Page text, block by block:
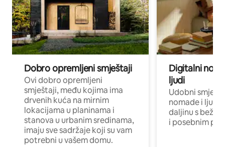
Dobro opremljeni smještaji
Ovi dobro opremljeni
smještaji, među kojima ima
drvenih kuća na mirnim
lokacijama u planinama i
stanova u urbanim sredinama,
imaju sve sadržaje koji su vam
potrebni u vašem domu.
Digitalni
ljudi
Udobni
nomade i ljude
daljinu s
i posebnim